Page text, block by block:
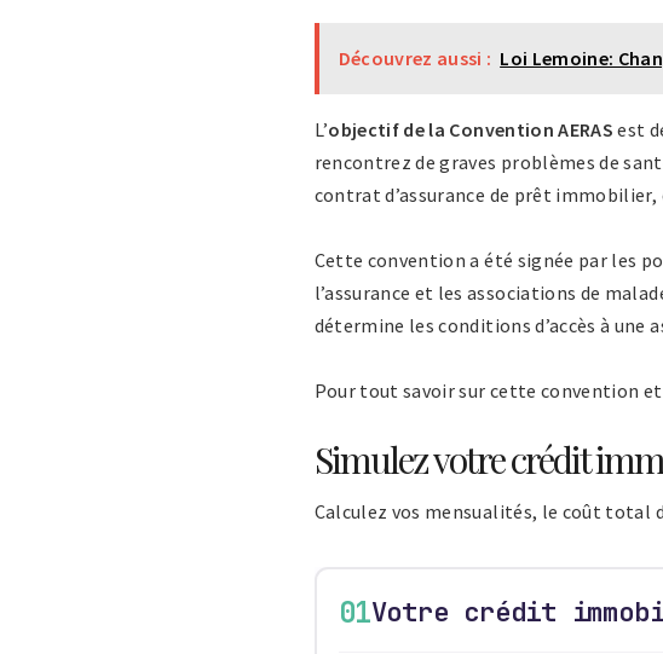
Découvrez aussi : Loi Lemoine:
L’objectif de la Convention AERASest
rencontrez de graves problèmes de
contrat d’assurance de prêt
Cette convention a été signée par les
l’assurance et les associations de
détermine les conditions d’accès à une
Pour tout savoir sur cette convention
Simulez votre crédit
Calculez vos mensualités, le coût